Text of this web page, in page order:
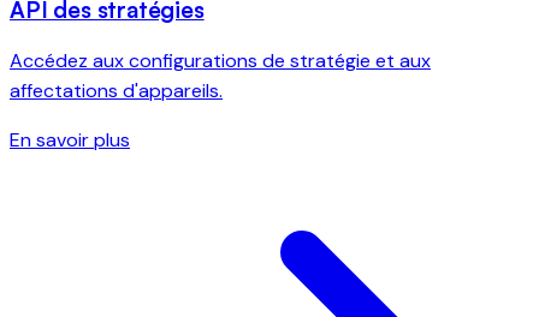
API des stratégies
Accédez aux configurations de stratégie et aux
affectations d'appareils.
En savoir plus